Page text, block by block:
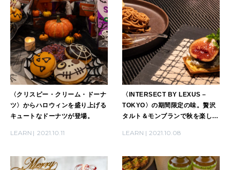
〈クリスピー・クリーム・ドーナ
ツ〉からハロウィンを盛り上げる
キュートなドーナツが登場。
LEARN 2021.10.11
〈INTERSECT BY LEXUS –
TOKYO〉の期間限定の味。贅沢
タルト＆モンブランで秋を楽しん
LEARN 2021.10.08